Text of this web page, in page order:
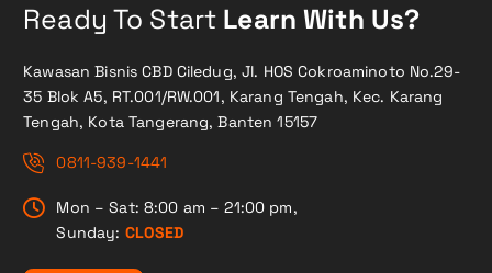
Ready To Start Learn With Us?
Kawasan Bisnis CBD Ciledug, Jl. HOS Cokroaminoto No.29-
35 Blok A5, RT.001/RW.001, Karang Tengah, Kec. Karang
Tengah, Kota Tangerang, Banten 15157
0811-939-1441
Mon – Sat: 8:00 am – 21:00 pm,
Sunday: CLOSED